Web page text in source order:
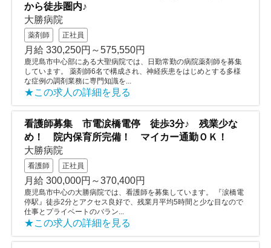
から徒歩圏内♪
大勝病院
薬剤師 正社員
月給 330,250円～575,550円
鹿児島市中心部にある大聖病院では、日勤常勤の病院薬剤師を募集
しています。 薬剤師6名で構成され、神経疾患をはじめとする多様
な症例の調剤業務に専門知識を...
★この求人の詳細を見る
看護師募集 市電涙橋電停 徒歩3分♪ 残業少な
め！ 院内保育所完備！ マイカー通勤ＯＫ！
大勝病院
看護師 正社員
月給 300,000円～370,400円
鹿児島市中心の大勝病院では、看護師を募集しています。 『涙橋電
停駅』徒歩2分とアクセス良好で、残業月平均5時間と少な目なので
仕事とプライベートのバラン...
★この求人の詳細を見る